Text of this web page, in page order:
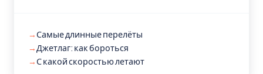
→ Самые длинные перелёты
→ Джетлаг: как бороться
→ С какой скоростью летают